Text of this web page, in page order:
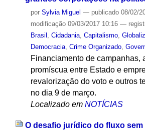
por Sylvia Miguel — publicado08/02/
modificação09/03/2017 10:16 —
Brasil Cidadania, Capitalismo,
Democracia, Crime Organizado,
Financiamento de campanhas,
promíscua entre Estado e
revalorização do voto e outros
no dia 9 de março.
Localizado em NOTÍCIAS
O desafio jurídico do fluxo